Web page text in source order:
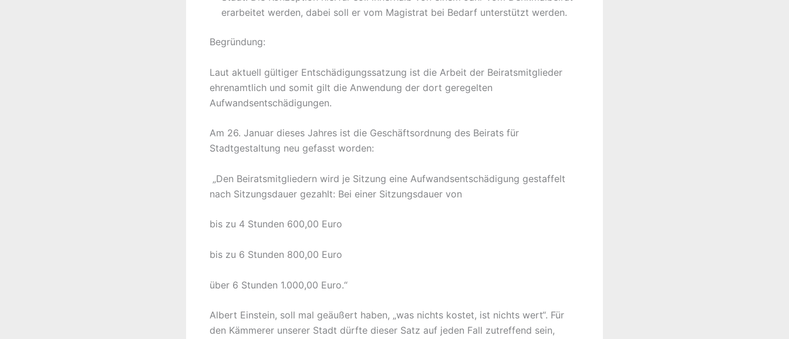
erarbeitet werden, dabei soll er vom Magistrat bei Bedarf unterstützt werden.
Begründung:
Laut aktuell gültiger Entschädigungssatzung ist die Arbeit der Beiratsmitglieder
ehrenamtlich und somit gilt die Anwendung der dort geregelten
Aufwandsentschädigungen.
Am 26. Januar dieses Jahres ist die Geschäftsordnung des Beirats für
Stadtgestaltung neu gefasst worden:
„Den Beiratsmitgliedern wird je Sitzung eine Aufwandsentschädigung gestaffelt
nach Sitzungsdauer gezahlt: Bei einer Sitzungsdauer von
bis zu 4 Stunden 600,00 Euro
bis zu 6 Stunden 800,00 Euro
über 6 Stunden 1.000,00 Euro.“
Albert Einstein, soll mal geäußert haben, „was nichts kostet, ist nichts wert“. Für
den Kämmerer unserer Stadt dürfte dieser Satz auf jeden Fall zutreffend sein,